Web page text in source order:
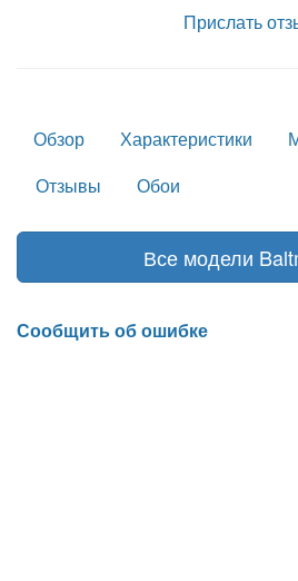
Прислать
Обзор Характеристики
Отзывы
Обои
Все модели
Сообщить об ошибке